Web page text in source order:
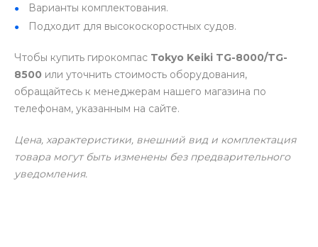
Варианты комплектования.
Подходит для высокоскоростных судов.
Чтобы купить гирокомпас Tokyo Keiki TG-8000/TG-
8500 или уточнить стоимость оборудования,
обращайтесь к менеджерам нашего магазина по
телефонам, указанным на сайте.
Цена, характеристики, внешний вид и комплектация
товара могут быть изменены без предварительного
уведомления.